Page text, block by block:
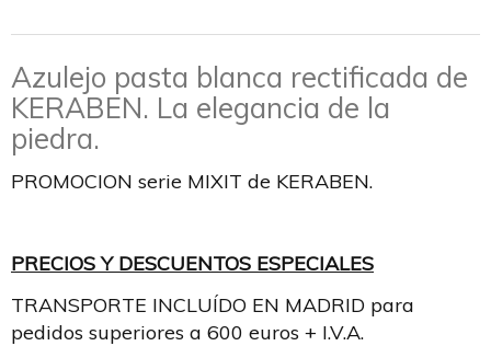
Azulejo pasta blanca rectificada de
KERABEN. La elegancia de la
piedra.
PROMOCION serie MIXIT de KERABEN.
PRECIOS Y DESCUENTOS ESPECIALES
TRANSPORTE INCLUÍDO EN MADRID para
pedidos superiores a 600 euros + I.V.A.